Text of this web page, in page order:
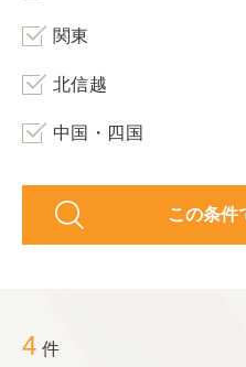
関東
北信越
中国・四国
この条件
4 件